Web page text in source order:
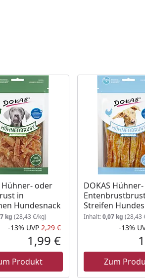
Hühner- oder
in
Hundesnack
kg (28,43 €/kg)
Rabatt in Prozent
-13%
Ursprünglicher Preis
UVP 2,29 €
Aktueller Preis
1,99 €
Produkt
DOKAS
Streifen
Inhalt:0,07 kg (28,43
-13%
Zum